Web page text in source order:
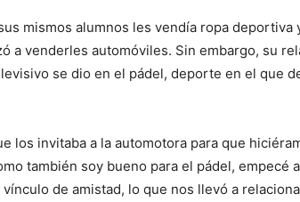
mismos alumnos les vendía ropa deportiva
a venderles automóviles. Sin embargo, su
se dio en el pádel, deporte en el que
los invitaba a la automotora para que
también soy bueno para el pádel, empecé
de amistad, lo que nos llevó a